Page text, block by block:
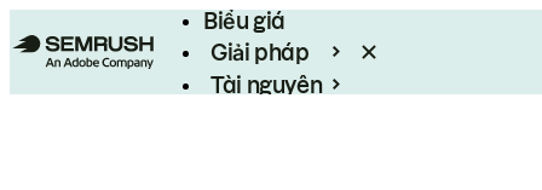
Biểu giá
Giải pháp
Tài nguyên